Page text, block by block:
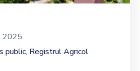
2025
public‚ Registrul Agricol